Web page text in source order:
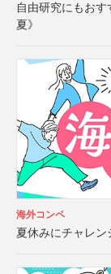
自由研究にもお
夏》
海外コンペ
夏休みにチャレ